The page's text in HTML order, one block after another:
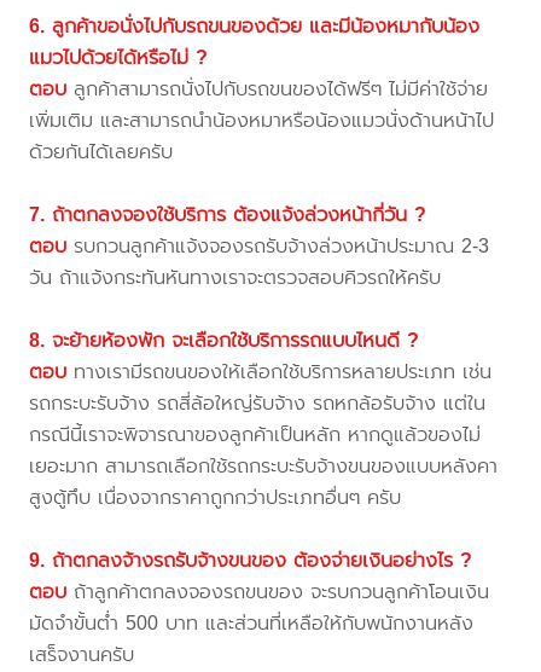
6. ลูกค้าขอนั่งไปกับรถขนของด้วย และมีน้องหมากับน้อง
แมวไปด้วยได้หรือไม่ ?
ตอบ ลูกค้าสามารถนั่งไปกับรถขนของได้ฟรีๆ ไม่มีค่าใช้จ่าย
เพิ่มเติม และสามารถนำน้องหมาหรือน้องแมวนั่งด้านหน้าไป
ด้วยกันได้เลยครับ
7. ถ้าตกลงจองใช้บริการ ต้องแจ้งล่วงหน้ากี่วัน ?
ตอบ รบกวนลูกค้าแจ้งจองรถรับจ้างล่วงหน้าประมาณ 2-3
วัน ถ้าแจ้งกระทันหันทางเราจะตรวจสอบคิวรถให้ครับ
8. จะย้ายห้องพัก จะเลือกใช้บริการรถแบบไหนดี ?
ตอบ ทางเรามีรถขนของให้เลือกใช้บริการหลายประเภท เช่น
รถกระบะรับจ้าง รถสี่ล้อใหญ่รับจ้าง รถหกล้อรับจ้าง แต่ใน
กรณีนี้เราจะพิจารณาของลูกค้าเป็นหลัก หากดูแล้วของไม่
เยอะมาก สามารถเลือกใช้รถกระบะรับจ้างขนของแบบหลังคา
สูงตู้ทึบ เนื่องจากราคาถูกกว่าประเภทอื่นๆ ครับ
9. ถ้าตกลงจ้างรถรับจ้างขนของ ต้องจ่ายเงินอย่างไร ?
ตอบ ถ้าลูกค้าตกลงจองรถขนของ จะรบกวนลูกค้าโอนเงิน
มัดจำขั้นต่ำ 500 บาท และส่วนที่เหลือให้กับพนักงานหลัง
เสร็จงานครับ